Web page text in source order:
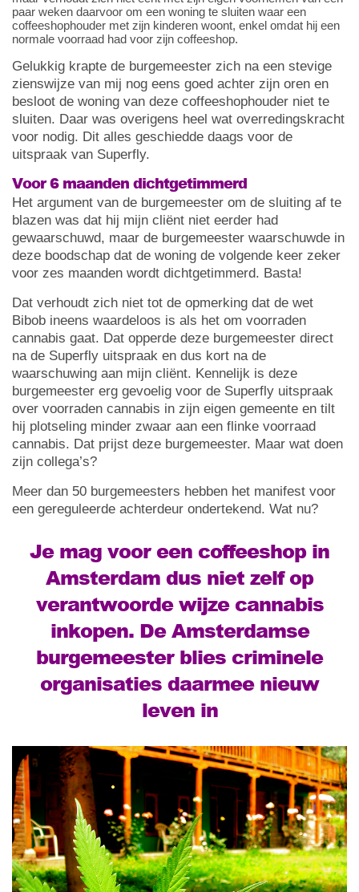
paar weken daarvoor om een woning te sluiten waar een
coffeeshophouder met zijn kinderen woont, enkel omdat hij een
normale voorraad had voor zijn coffeeshop.
Gelukkig krapte de burgemeester zich na een stevige
zienswijze van mij nog eens goed achter zijn oren en
besloot de woning van deze coffeeshophouder niet te
sluiten. Daar was overigens heel wat overredingskracht
voor nodig. Dit alles geschiedde daags voor de
uitspraak van Superfly.
Voor 6 maanden dichtgetimmerd
Het argument van de burgemeester om de sluiting af te
blazen was dat hij mijn cliënt niet eerder had
gewaarschuwd, maar de burgemeester waarschuwde in
deze boodschap dat de woning de volgende keer zeker
voor zes maanden wordt dichtgetimmerd. Basta!
Dat verhoudt zich niet tot de opmerking dat de wet
Bibob ineens waardeloos is als het om voorraden
cannabis gaat. Dat opperde deze burgemeester direct
na de Superfly uitspraak en dus kort na de
waarschuwing aan mijn cliënt. Kennelijk is deze
burgemeester erg gevoelig voor de Superfly uitspraak
over voorraden cannabis in zijn eigen gemeente en tilt
hij plotseling minder zwaar aan een flinke voorraad
cannabis. Dat prijst deze burgemeester. Maar wat doen
zijn collega’s?
Meer dan 50 burgemeesters hebben het manifest voor
een gereguleerde achterdeur ondertekend. Wat nu?
Je mag voor een coffeeshop in
Amsterdam dus niet zelf op
verantwoorde wijze cannabis
inkopen. De Amsterdamse
burgemeester blies criminele
organisaties daarmee nieuw
leven in